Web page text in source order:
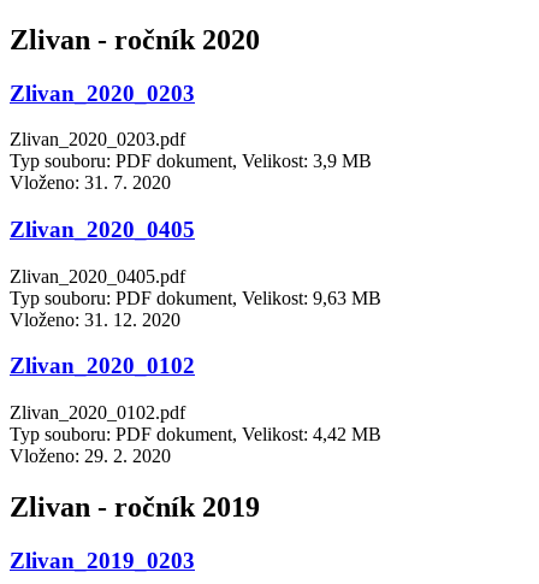
Zlivan - ročník 2020
Zlivan_2020_0203
Zlivan_2020_0203.pdf
Typ souboru: PDF dokument, Velikost: 3,9 MB
Vloženo: 31. 7. 2020
Zlivan_2020_0405
Zlivan_2020_0405.pdf
Typ souboru: PDF dokument, Velikost: 9,63 MB
Vloženo: 31. 12. 2020
Zlivan_2020_0102
Zlivan_2020_0102.pdf
Typ souboru: PDF dokument, Velikost: 4,42 MB
Vloženo: 29. 2. 2020
Zlivan - ročník 2019
Zlivan_2019_0203